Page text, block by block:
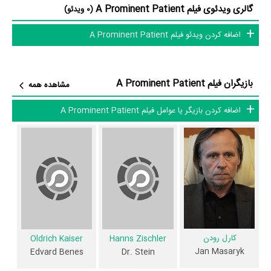
در دایرةالمعارف آنلاین سینما و تلویزیون یعنیمنظوم
که نشان می‌دهد بازیگران A Prominent Patient عمدتا از نظر سنی افرادی
پیر و باتجربه هستند.
داستان فیلم A Prominent Patient
از محتوا و داستان فیلم A Prominent Patient چقدر اطلاع دارید؟ فیلم‌نامه
A Prominent Patient توسط
Julius Sevcík،Petr Kolecko وAlex
Königsmarkنوشته شده است.
در خلاصه داستانی که یا از سوی تیم رسانه‌ای اثر و یا توسط دیگر رسانه‌ها درباره
داستان A Prominent Patient منتشر شده است، می‌خوانیم: «یک دوره در
زندگی دیپلمات و سیاستمدار Jan Masaryk، که پسر بنیانگذار چکسلواکی بود،
به عنوان وزیر امور خارجه کشور خدمت می کرد و بسیاری از آن ها معتقد بودند
که توسط کمونیست ها در سال 1948 کشته شده اند.»
گالری ویدئوی فیلم A Prominent Patient
(0 ویدئو)
اضافه کردن ویدئو فیلم A Prominent Patient
بازیگران فیلم A Prominent Patient
مشاهده همه
اضافه کردن بازیگر یا عوامل فیلم A Prominent Patient
کارل رودن
Jan Masaryk
Hanns Zischler
Dr. Stein
Oldrich Kaiser
Edvard Benes